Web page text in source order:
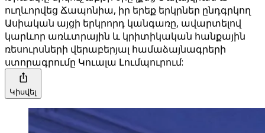
ուղևորվեց Ճապոնիա, իր երեք երկրներ ընդգրկող
Ասիական այցի երկրորդ կանգառը, ավարտելով
կարևոր առևտրային և կրիտիկական հանքային
ռեսուրսների վերաբերյալ համաձայնագրերի
ստորագրումը Կուալա Լումպուրում:
Կիսվել